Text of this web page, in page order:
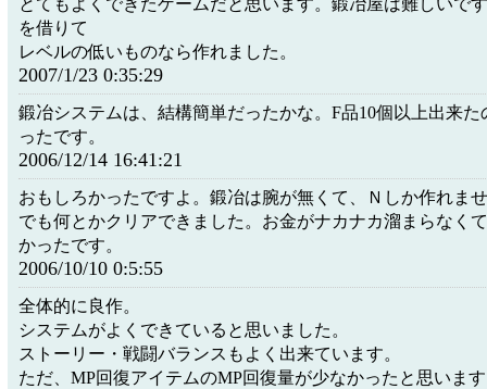
を借りて
レベルの低いものなら作れました。
2007/1/23 0:35:29
鍛冶システムは、結構簡単だったかな。F品10個以上出来
ったです。
2006/12/14 16:41:21
おもしろかったですよ。鍛冶は腕が無くて、Ｎしか作れま
でも何とかクリアできました。お金がナカナカ溜まらなく
かったです。
2006/10/10 0:5:55
全体的に良作。
システムがよくできていると思いました。
ストーリー・戦闘バランスもよく出来ています。
ただ、MP回復アイテムのMP回復量が少なかったと思いま